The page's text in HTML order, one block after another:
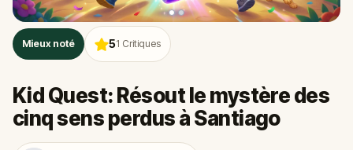
Mieux noté 51 Critiques
Kid Quest: Résout le mystère des
cinq sens perdus à Santiago